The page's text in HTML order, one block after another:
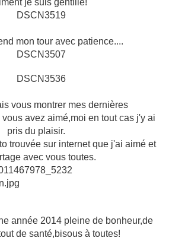
je suis gentille!
mon tour avec patience....
vous montrer mes dernières
avez aimé,moi en tout cas j'y ai
pris du plaisir.
trouvée sur internet que j'ai aimé et
avec vous toutes.
année 2014 pleine de bonheur,de
de santé,bisous à toutes!